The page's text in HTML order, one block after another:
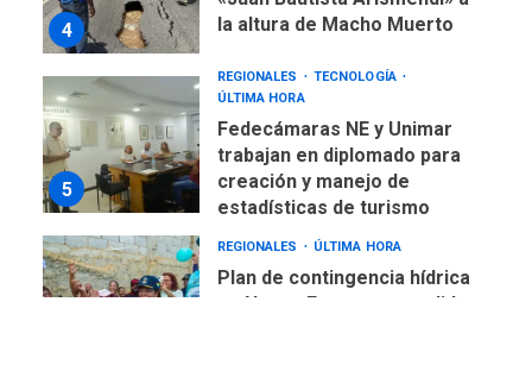
5
Fedecámaras NE y Unimar
creación y manejo de
estadísticas de turismo
6
REGIONALES ÚLTIMA HORA
Plan de contingencia hídrica
en Nueva Esparta consolida
avances en territorio
insular
ECONOMÍA
TITULARES